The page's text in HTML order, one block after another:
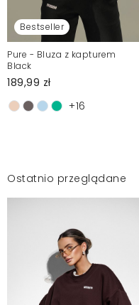
Bestseller
Pure - Bluza z kapturem
Black
189,99 zł
+16
Ostatnio przeglądane